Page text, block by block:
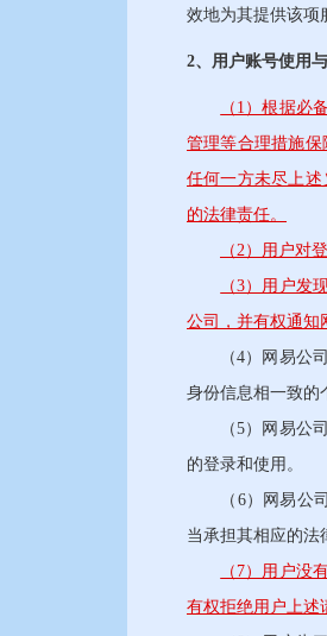
效地为其提供该项
2、用户账号使用
（1）根据必
管理等合理措施保
任何一方未尽上
的法律责任。
（2）用户对
（3）用户发
公司，并有权通知
（4）网易公司
身份信息相一致的
（5）网易公司
的登录和使用。
（6）网易公司
当承担其相应的法
（7）用户没
有权拒绝用户上述